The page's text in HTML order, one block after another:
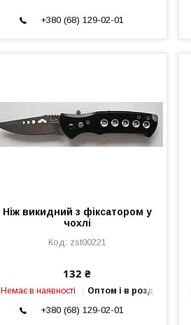
+380 (68) 129-02-01
Ніж викидний з фіксатором у
чохлі
zst00221
132 ₴
Немає в наявності Оптом і в роздріб
+380 (68) 129-02-01